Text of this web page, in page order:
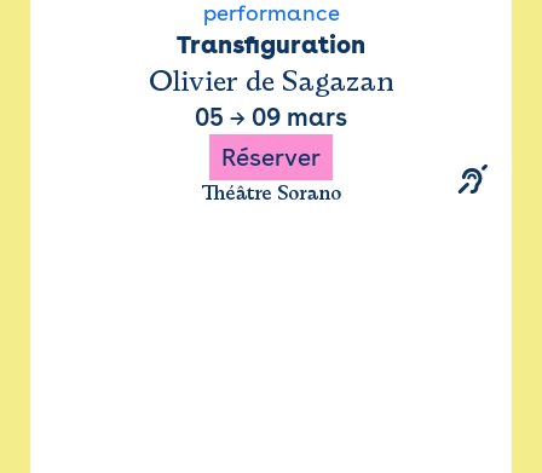
performance
Transfiguration
Olivier de Sagazan
05 → 09 mars
Réserver
Théâtre Sorano